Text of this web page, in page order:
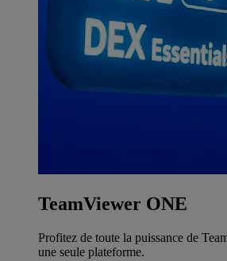
TeamViewer ONE
Profitez de toute la puissance de
une seule plateforme.